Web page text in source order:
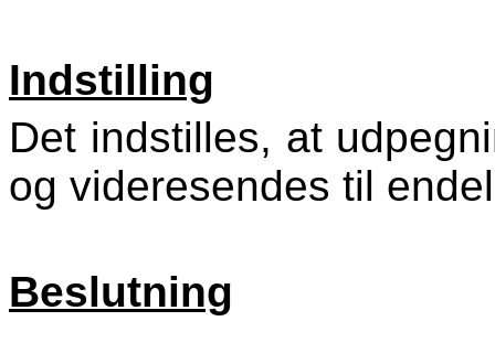
Indstilling
Det indstilles, at
og videresendes til
Beslutning